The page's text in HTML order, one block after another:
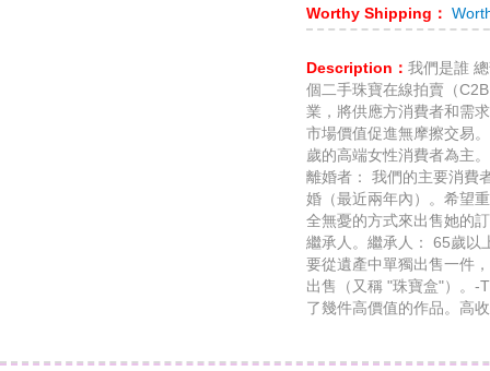
Worthy Shipping：
Description： 我們是誰
個二手珠寶在線拍賣（
業，將供應方消費者和需
市場價值促進無摩擦交易
歲的高端女性消費者為主
離婚者： 我們的主要消費
婚（最近兩年內）。希望
全無憂的方式來出售她的
繼承人。繼承人： 65歲以
要從遺產中單獨出售一件
出售（又稱 "珠寶盒"）。-
了幾件高價值的作品。高